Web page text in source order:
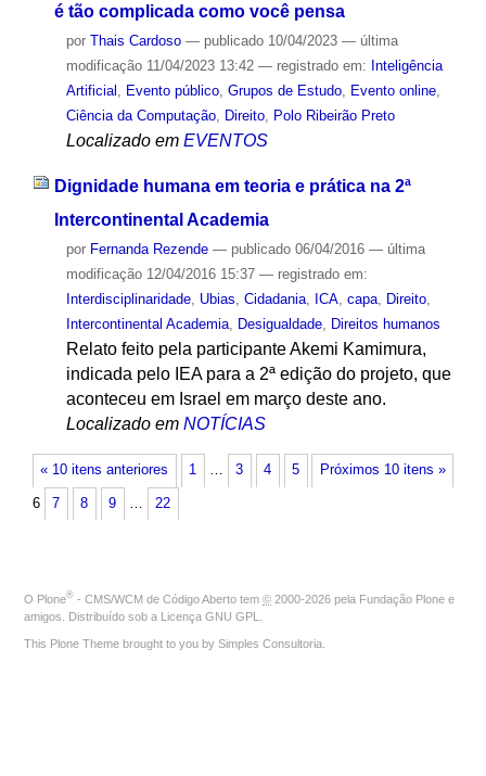
é tão complicada como você pensa
por Thais Cardoso — publicado10/04/2023 — última
modificação11/04/2023 13:42 — registrado em: Inteligência
Artificial
Evento público, Grupos de Estudo, Evento online,
Ciência da Computação, Direito, Polo Ribeirão Preto
Localizado em EVENTOS
Dignidade humana em teoria e prática na 2ª
Intercontinental Academia
por Fernanda Rezende — publicado06/04/2016 — última
modificação12/04/2016 15:37 — registrado em:
Interdisciplinaridade, Ubias, Cidadania, ICA, capa, Direito,
Intercontinental Academia, Desigualdade, Direitos humanos
Relato feito pela participante Akemi Kamimura,
indicada pelo IEA para a 2ª edição do projeto, que
aconteceu em Israel em março deste ano.
Localizado em NOTÍCIAS
« 10 itens anteriores Próximos 10 itens »
1 … 3 4 5
6 7 8 9 … 22
O Plone® - CMS/WCM de Código Aberto tem © 2000-2026 pela Fundação Plone e
amigos. Distribuído sob a Licença GNU GPL
This Plone Theme brought to you by Simples Consultoria